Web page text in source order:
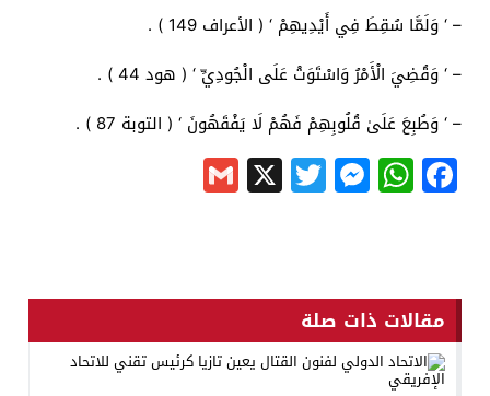
– ‘ وَلَمَّا سُقِطَ فِي أَيْدِيهِمْ ‘ ( الأعراف 149 ) .
– ‘ وَقُضِيَ الْأَمْرُ وَاسْتَوَتْ عَلَى الْجُودِيِّ ‘ ( هود 44 ) .
– ‘ وَطُبِعَ عَلَىٰ قُلُوبِهِمْ فَهُمْ لَا يَفْقَهُونَ ‘ ( التوبة 87 ) .
Facebook
WhatsApp
Messenger
Twitter
X
مقالات ذات صلة